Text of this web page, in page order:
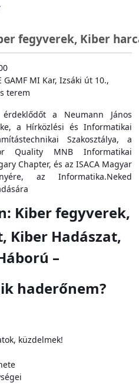
fegyverek, Kiber
MI Kar, Izsáki út 10.,
terem
a Neumann János
a Hírközlési és Informatikai
Szakosztálya, a
Quality MNB Informatikai
Chapter, és az ISACA Magyar
az Informatika.Neked
Kiber fegyverek,
Kiber Hadászat,
–
haderőnem?
küzdelmek!